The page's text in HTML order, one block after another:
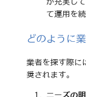
て運用を
どのように
業者を探す際に
奨されます。
ニーズの